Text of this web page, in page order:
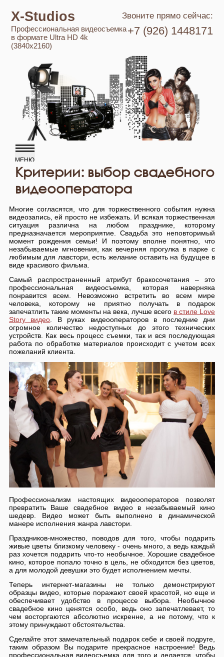
Звоните прямо сейчас:
X-Studios
+7 (926) 1448171
Профессиональная видеосъемка
в формате Ultra HD 4k
(3840x2160)
Критерии: выбор свадебного
видеооператора
Многие согласятся, что для торжественного события нужна
видеозапись, ей просто не избежать. И всякая торжественная
ситуация различна на любом празднике, которому
предназначается мероприятие. Свадьба это неповторимый
момент рождения семьи! И поэтому вполне понятно, что
незабываемые мгновения, как вечерняя прогулка в парке с
любимым для лавстори, есть желание оставить на будущее в
виде красивого фильма.
Самый распространенный атрибут бракосочетания – это
профессиональная видеосъемка, которая наверняка
понравится всем. Невозможно встретить во всем мире
человека, которому не приятно получать в подарок
запечатлить такие моменты на века, лучше всего в стиле Love
Story видео. В руках видеооператоров в последние дни
огромное количество недоступных до этого технических
устройств. Как весь процесс съемки, так и вся последующая
работа по обработке материалов происходит с учетом всех
пожеланий клиента.
Профессионализм настоящих видеооператоров позволят
превратить Ваше свадебное видео в незабываемый кино
шедевр. Видео может быть выполнено в динамической
манере исполнения жанра лавстори.
Праздников-множество, поводов для того, чтобы подарить
живые цветы близкому человеку - очень много, а ведь каждый
раз хочется подарить что-то необычное. Хорошие свадебное
кино, которое попало точно в цель, не обходится без цветов,
а для молодой девушки это будет исполнением мечты.
Теперь интернет-магазины не только демонстрируют
образцы видео, которые поражают своей красотой, но еще и
обеспечивает удобство в процессе выбора. Необычное
свадебное кино ценятся особо, ведь оно запечатлевает, то
чем восторгаются абсолютно искренне, а не потому, что к
этому принуждают обстоятельства.
Сделайте этот замечательный подарок себе и своей подруге,
таким образом Вы подарите прекрасное настроение! Ведь
профессиональная видеосъемка для того и делается, чтобы